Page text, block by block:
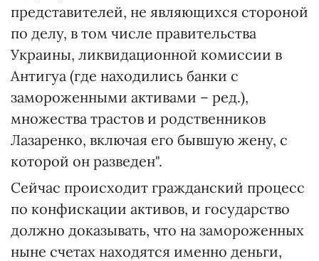
представителей, не являющихся стороной
по делу, в том числе правительства
Украины, ликвидационной комиссии в
Антигуа (где находились банки с
замороженными активами – ред.),
множества трастов и родственников
Лазаренко, включая его бывшую жену, с
которой он разведен".
Сейчас происходит гражданский процесс
по конфискации активов, и государство
должно доказывать, что на замороженных
ныне счетах находятся именно деньги,